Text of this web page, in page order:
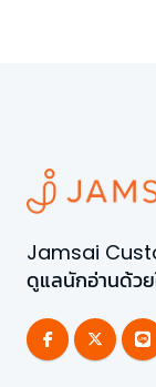
Jamsai
ดูแลนักอ่านด้วย